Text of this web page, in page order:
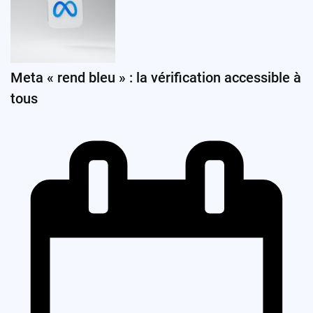
Meta « rend bleu » : la vérification accessible à
tous